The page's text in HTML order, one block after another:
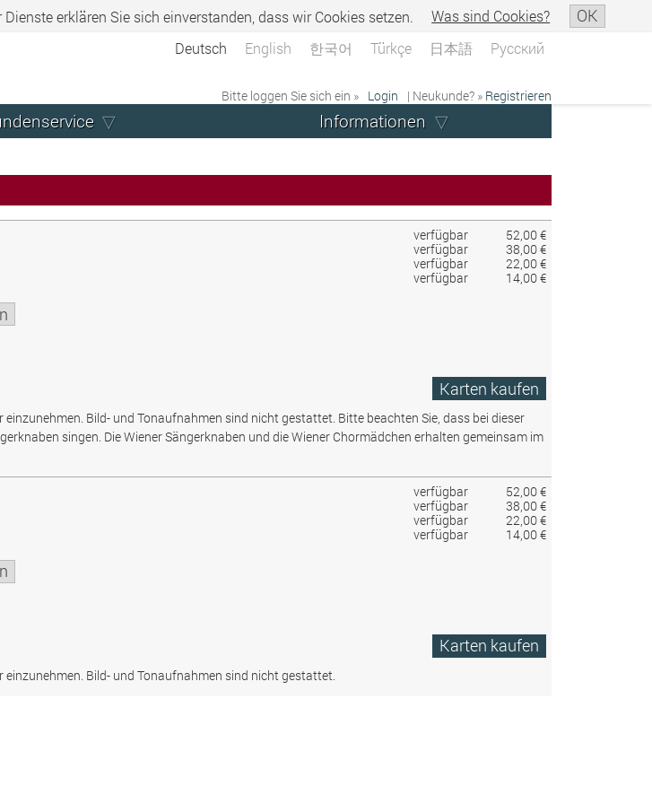
erklären Sie sich einverstanden, dass wir Cookies setzen. Was sind Cookies? OK
Deutsch English 한국어 Türkçe 日本語 Русский
Bitte loggen Sie sich ein » Login | Neukunde? » Registrieren
Informationen
verfügbar
52,00 €
verfügbar
38,00 €
verfügbar
22,00 €
verfügbar
14,00 €
Karten kaufen
einzunehmen. Bild- und Tonaufnahmen sind nicht gestattet. Bitte beachten Sie, dass bei dieser
singen. Die Wiener Sängerknaben und die Wiener Chormädchen erhalten gemeinsam im
verfügbar
52,00 €
verfügbar
38,00 €
verfügbar
22,00 €
verfügbar
14,00 €
Karten kaufen
einzunehmen. Bild- und Tonaufnahmen sind nicht gestattet.